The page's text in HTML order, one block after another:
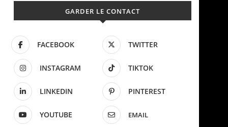
GARDER LE CONTACT
FACEBOOK TWITTER
INSTAGRAM TIKTOK
LINKEDIN PINTEREST
YOUTUBE EMAIL